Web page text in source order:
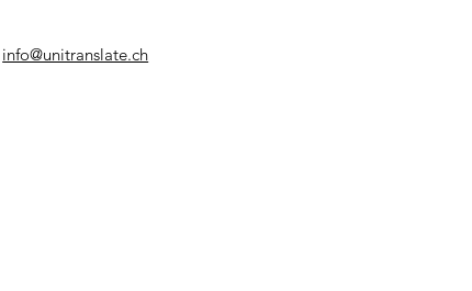
info@unitranslate.ch